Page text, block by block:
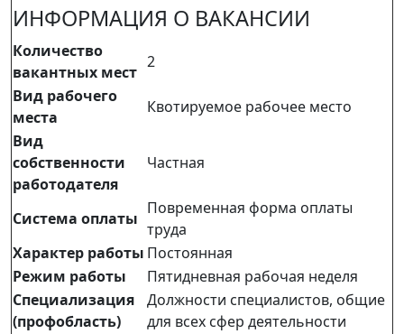
ИНФОРМАЦИЯ О ВАКАНСИИ
Количество
вакантных мест
2
Вид рабочего
места
Квотируемое рабочее место
Вид
собственности
работодателя
Частная
Система оплаты
Повременная форма оплаты
труда
Характер работы Постоянная
Режим работы
Пятидневная рабочая неделя
Специализация
(профобласть)
Должности специалистов, общие
для всех сфер деятельности